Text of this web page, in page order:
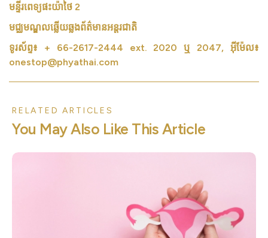
មន្ទីរពេទ្យផះយ៉ាថៃ 2
មជ្ឈមណ្ឌលឆ្លើយឆ្លងព័ត៌មានអន្តរជាតិ
ទូរស័ព្ទ៖ + 66-2617-2444 ext. 2020 ឬ 2047, អ៊ីម៉ែល៖
onestop@phyathai.com
RELATED ARTICLES
You May Also Like This Article